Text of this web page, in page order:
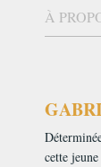
À
cette